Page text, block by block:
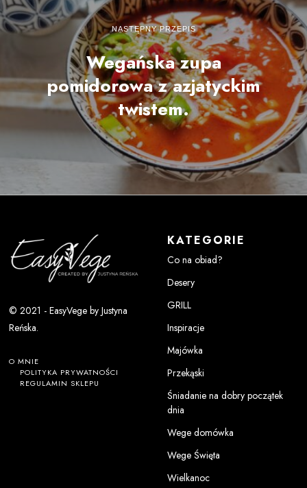
NASTĘPNY PRZEPIS
Wegańska zupa
pomidorowa z azjatyckim
twistem.
© 2021 - EasyVege by Justyna
Reńska.
O MNIE
POLITYKA PRYWATNOŚCI
REGULAMIN SKLEPU
KATEGORIE
Co na obiad?
Desery
GRILL
Inspiracje
Majówka
Przekąski
Śniadanie na dobry początek
dnia
Wege domówka
Wege Święta
Wielkanoc